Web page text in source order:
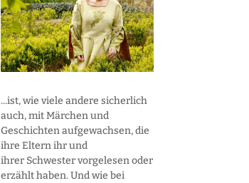
...ist, wie viele andere sicherlich
auch, mit Märchen und
Geschichten aufgewachsen, die
ihre Eltern ihr und
ihrer Schwester vorgelesen oder
erzählt haben. Und wie bei